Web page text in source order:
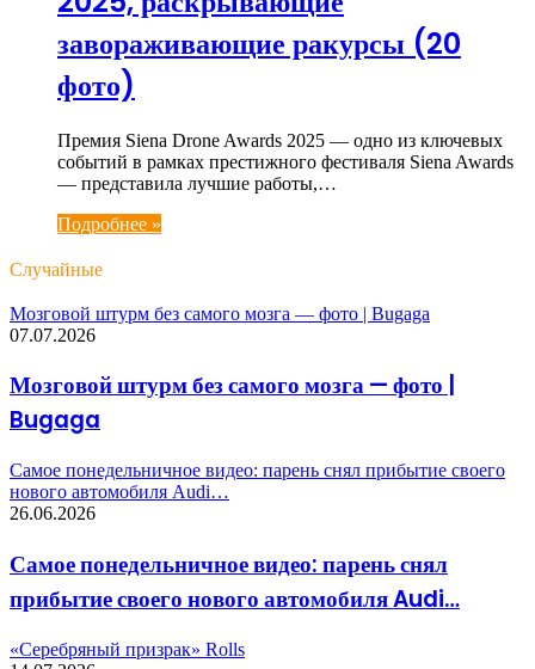
завораживающие ракурсы (20
фото)
Премия Siena Drone Awards 2025 — одно из ключевых
событий в рамках престижного фестиваля Siena Awards
— представила лучшие работы,…
Подробнее »
Случайные
Мозговой штурм без самого мозга — фото | Bugaga
07.07.2026
Мозговой штурм без самого мозга — фото |
Bugaga
Самое понедельничное видео: парень снял прибытие своего
нового автомобиля Audi…
26.06.2026
Самое понедельничное видео: парень снял
прибытие своего нового автомобиля Audi…
«Серебряный призрак» Rolls